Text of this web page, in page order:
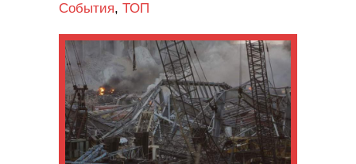
События, ТОП